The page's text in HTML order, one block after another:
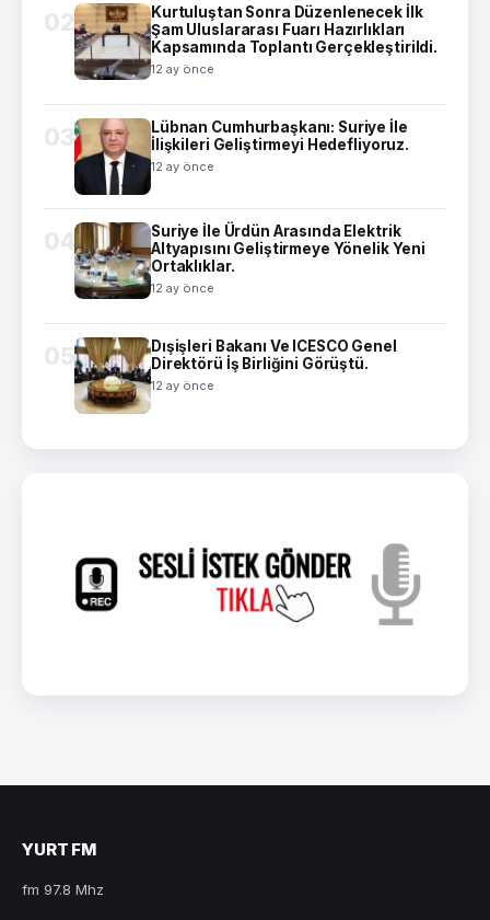
02
Kurtuluştan Sonra Düzenlenecek İlk
Şam Uluslararası Fuarı Hazırlıkları
Kapsamında Toplantı Gerçekleştirildi.
12 ay önce
03
Lübnan Cumhurbaşkanı: Suriye İle
İlişkileri Geliştirmeyi Hedefliyoruz.
12 ay önce
04
Suriye İle Ürdün Arasında Elektrik
Altyapısını Geliştirmeye Yönelik Yeni
Ortaklıklar.
12 ay önce
05
Dışişleri Bakanı Ve ICESCO Genel
Direktörü İş Birliğini Görüştü.
12 ay önce
YURT FM
fm 97.8 Mhz